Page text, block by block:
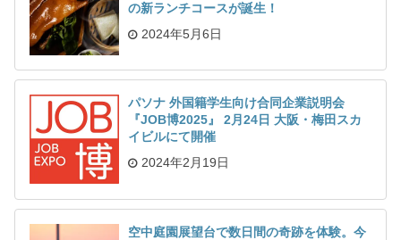
の新ランチコースが誕生！
2024年5月6日
パソナ 外国籍学生向け合同企業説明会
『JOB博2025』 2月24日 大阪・梅田スカ
イビルにて開催
2024年2月19日
空中庭園展望台で数日間の奇跡を体験。今